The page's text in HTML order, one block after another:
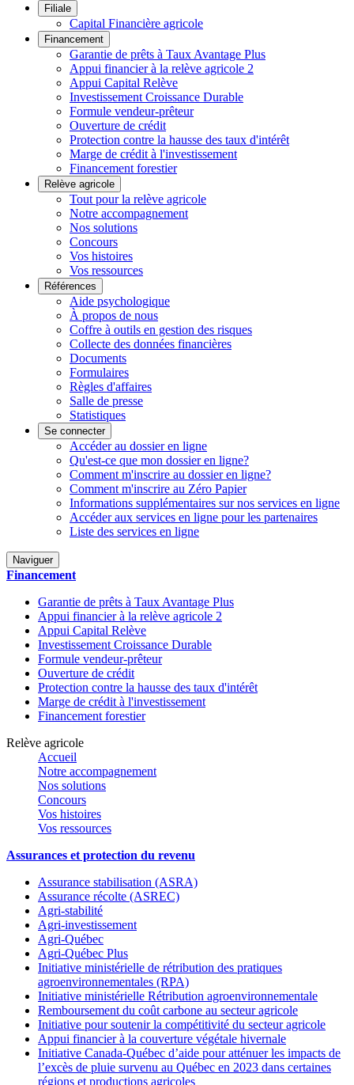
Filiale
Capital Financière agricole
Financement
Garantie de prêts à Taux Avantage Plus
Appui financier à la relève agricole 2
Appui Capital Relève
Investissement Croissance Durable
Formule vendeur-prêteur
Ouverture de crédit
Protection contre la hausse des taux d'intérêt
Marge de crédit à l'investissement
Financement forestier
Relève agricole
Tout pour la relève agricole
Notre accompagnement
Nos solutions
Concours
Vos histoires
Vos ressources
Références
Aide psychologique
À propos de nous
Coffre à outils en gestion des risques
Collecte des données financières
Documents
Formulaires
Règles d'affaires
Salle de presse
Statistiques
Se connecter
Accéder au dossier en ligne
Qu'est-ce que mon dossier en ligne?
Comment m'inscrire au dossier en ligne?
Comment m'inscrire au Zéro Papier
Informations supplémentaires sur nos services en ligne
Accéder aux services en ligne pour les partenaires
Liste des services en ligne
Naviguer
Financement
Garantie de prêts à Taux Avantage Plus
Appui financier à la relève agricole 2
Appui Capital Relève
Investissement Croissance Durable
Formule vendeur-prêteur
Ouverture de crédit
Protection contre la hausse des taux d'intérêt
Marge de crédit à l'investissement
Financement forestier
Relève agricole
Accueil
Notre accompagnement
Nos solutions
Concours
Vos histoires
Vos ressources
Assurances et protection du revenu
Assurance stabilisation (ASRA)
Assurance récolte (ASREC)
Agri-stabilité
Agri-investissement
Agri-Québec
Agri-Québec Plus
Initiative ministérielle de rétribution des pratiques
agroenvironnementales (RPA)
Initiative ministérielle Rétribution agroenvironnementale
Remboursement du coût carbone au secteur agricole
Initiative pour soutenir la compétitivité du secteur agricole
Appui financier à la couverture végétale hivernale
Initiative Canada-Québec d’aide pour atténuer les impacts de
l’excès de pluie survenu au Québec en 2023 dans certaines
régions et productions agricoles